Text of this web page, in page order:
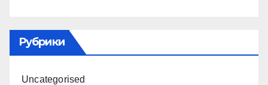
Рубрики
Uncategorised